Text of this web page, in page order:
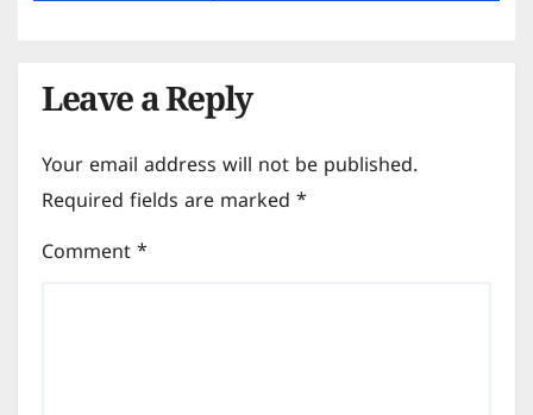
Leave a Reply
Your email address will not be published.
Required fields are marked *
Comment *